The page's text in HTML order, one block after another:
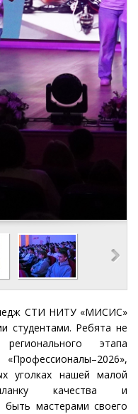
СТИ НИТУ «МИСИС»
студентами. Ребята не
этапа
уголках нашей малой
качества и
быть мастерами своего